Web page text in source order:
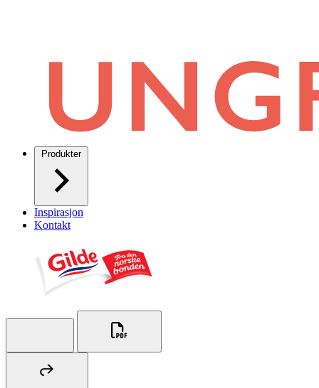
Produkter
Inspirasjon
Kontakt